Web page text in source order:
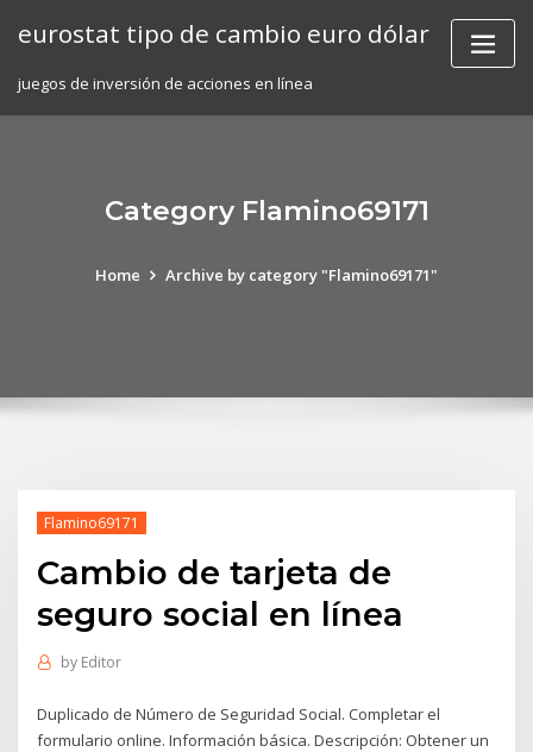
eurostat tipo de cambio euro dólar
juegos de inversión de acciones en línea
Category Flamino69171
Home Archive by category "Flamino69171"
Flamino69171
Cambio de tarjeta de
seguro social en línea
by Editor
Duplicado de Número de Seguridad Social. Completar el
formulario online. Información básica. Descripción: Obtener un